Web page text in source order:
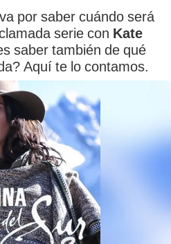
por saber cuándo será
serie con Kate
saber también de qué
Aquí te lo contamos.